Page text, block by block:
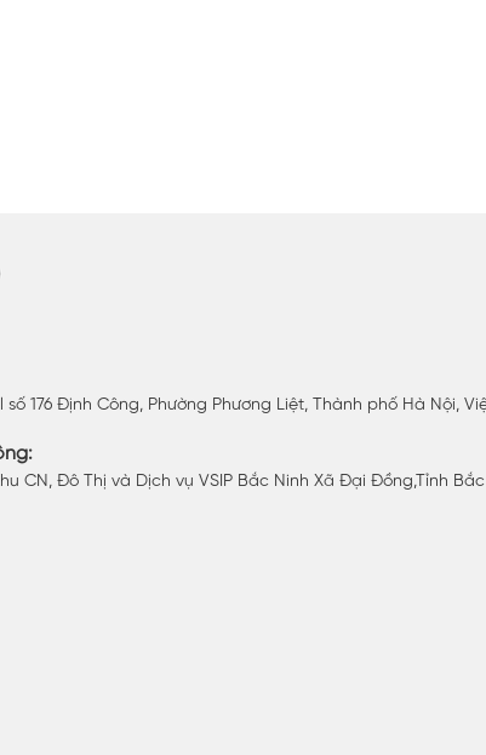
số 176 Định Công, Phường Phương Liệt, Thành phố Hà Nội,
CN, Đô Thị và Dịch vụ VSIP Bắc Ninh Xã Đại Đồng,Tỉnh Bắc